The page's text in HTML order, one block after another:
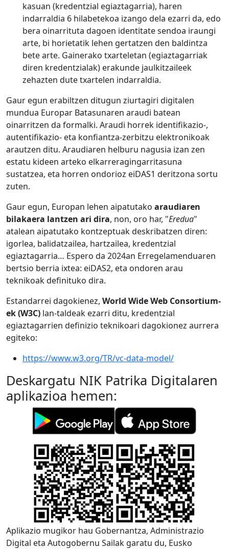
kasuan (kredentzial egiaztagarria), haren
indarraldia 6 hilabetekoa izango dela ezarri da, edo
bera oinarrituta dagoen identitate sendoa iraungi
arte, bi horietatik lehen gertatzen den baldintza
bete arte. Gainerako txarteletan (egiaztagarriak
diren kredentzialak) erakunde jaulkitzaileek
zehazten dute txartelen indarraldia.
Gaur egun erabiltzen ditugun ziurtagiri digitalen
mundua Europar Batasunaren araudi batean
oinarritzen da formalki. Araudi horrek identifikazio-,
autentifikazio- eta konfiantza-zerbitzu elektronikoak
arautzen ditu. Araudiaren helburu nagusia izan zen
estatu kideen arteko elkarreragingarritasuna
sustatzea, eta horren ondorioz eiDAS1 deritzona sortu
zuten.
Gaur egun, Europan lehen aipatutako araudiaren
bilakaera lantzen ari dira, non, oro har, "Eredua"
atalean aipatutako kontzeptuak deskribatzen diren:
igorlea, balidatzailea, hartzailea, kredentzial
egiaztagarria… Espero da 2024an Erregelamenduaren
bertsio berria ixtea: eiDAS2, eta ondoren arau
teknikoak definituko dira.
Estandarrei dagokienez, World Wide Web Consortium-
ek (W3C) lan-taldeak ezarri ditu, kredentzial
egiaztagarrien definizio teknikoari dagokionez aurrera
egiteko:
https://www.w3.org/TR/vc-data-model/
Deskargatu NIK Patrika Digitalaren
aplikazioa hemen:
Aplikazio mugikor hau Gobernantza, Administrazio
Digital eta Autogobernu Sailak garatu du, Eusko